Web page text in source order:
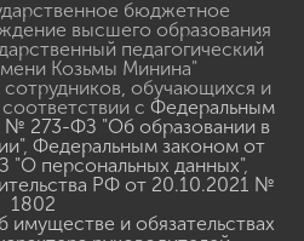
бюджетное
высшего образования
педагогический
Козьмы Минина"
обучающихся и
с Федеральным
№ 273-ФЗ "Об образовании в
, Федеральным законом от
персональных данных",
РФ от 20.10.2021 №
1802
имуществе и обязательствах